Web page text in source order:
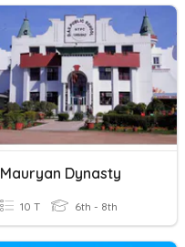
Mauryan Dynasty
10 T 6th - 8th